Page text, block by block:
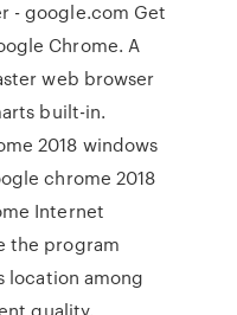
- google.com Get
Chrome. A
web browser
built-in.
2018 windows
chrome 2018
Internet
the program
location among
quality,